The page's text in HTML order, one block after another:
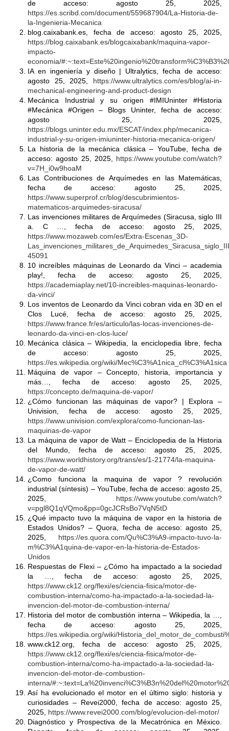
de acceso: agosto 25, 2025,
https://es.scribd.com/document/559687904/La-Historia-de-
la-Ingenieria-Mecanica
blog.caixabank.es, fecha de acceso: agosto 25, 2025,
https://blog.caixabank.es/blogcaixabank/maquina-vapor-
impacto-
economia/
IA en ingeniería y diseño | Ultralytics, fecha de acceso:
agosto 25, 2025, https://www.ultralytics.com/es/blog/ai-in-
mechanical-engineering-and-product-design
Mecánica Industrial y su origen #IMIUninter #Historia
#Mecánica #Origen – Blogs Uninter, fecha de acceso:
agosto 25, 2025,
https://blogs.uninter.edu.mx/ESCAT/index.php/mecanica-
industrial-y-su-origen-imiuninter-historia-mecanica-origen/
La historia de la mecánica clásica – YouTube, fecha de
acceso: agosto 25, 2025, https://www.youtube.com/watch?
v=7H_i0w9hoaM
Las Contribuciones de Arquímedes en las Matemáticas,
fecha de acceso: agosto 25, 2025,
https://www.superprof.cr/blog/descubrimientos-
matematicos-arquimedes-siracusa/
Las invenciones militares de Arquímedes (Siracusa, siglo III
a. C …, fecha de acceso: agosto 25, 2025,
https://www.mozaweb.com/es/Extra-Escenas_3D-
45091
10 increíbles máquinas de Leonardo da Vinci – academia
play!, fecha de acceso: agosto 25, 2025,
https://academiaplay.net/10-increibles-maquinas-leonardo-
da-vinci/
Los inventos de Leonardo da Vinci cobran vida en 3D en el
Clos Lucé, fecha de acceso: agosto 25, 2025,
https://www.france.fr/es/articulo/las-locas-invenciones-de-
leonardo-da-vinci-en-clos-luce/
Mecánica clásica – Wikipedia, la enciclopedia libre, fecha
de acceso: agosto 25, 2025,
https://es.wikipedia.org/wiki/Mec%C3%A1nica_cl%C3%A1sica
Máquina de vapor – Concepto, historia, importancia y
más…, fecha de acceso: agosto 25, 2025,
https://concepto.de/maquina-de-vapor/
¿Cómo funcionan las máquinas de vapor? | Explora –
Univision, fecha de acceso: agosto 25, 2025,
https://www.univision.com/explora/como-funcionan-las-
maquinas-de-vapor
La máquina de vapor de Watt – Enciclopedia de la Historia
del Mundo, fecha de acceso: agosto 25, 2025,
https://www.worldhistory.org/trans/es/1-21774/la-maquina-
de-vapor-de-watt/
¿Como funciona la maquina de vapor ? revolución
industrial (síntesis) – YouTube, fecha de acceso: agosto 25,
2025, https://www.youtube.com/watch?
v=pgl8Q1qVQmo&pp=0gcJCRsBo7VqN5tD
¿Qué impacto tuvo la máquina de vapor en la historia de
Estados Unidos? – Quora, fecha de acceso: agosto 25,
2025, https://es.quora.com/Qu%C3%A9-impacto-tuvo-la-
m%C3%A1quina-de-vapor-en-la-historia-de-Estados-
Unidos
Respuestas de Flexi – ¿Cómo ha impactado a la sociedad
la …, fecha de acceso: agosto 25, 2025,
https://www.ck12.org/flexi/es/ciencia-fisica/motor-de-
combustion-interna/como-ha-impactado-a-la-sociedad-la-
invencion-del-motor-de-combustion-interna/
Historia del motor de combustión interna – Wikipedia, la …,
fecha de acceso: agosto 25, 2025,
https://es.wikipedia.org/wiki/
www.ck12.org, fecha de acceso: agosto 25, 2025,
https://www.ck12.org/flexi/es/ciencia-fisica/motor-de-
combustion-interna/como-ha-impactado-a-la-sociedad-la-
invencion-del-motor-de-combustion-
interna/
Así ha evolucionado el motor en el último siglo: historia y
curiosidades – Revei2000, fecha de acceso: agosto 25,
2025, https://www.revei2000.com/blog/evolucion-del-motor/
Diagnóstico y Prospectiva de la Mecatrónica en México.